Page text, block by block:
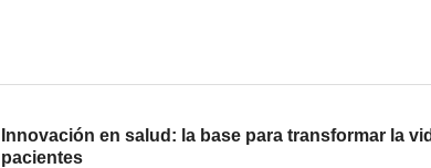
Innovación en salud: la base para transformar la
pacientes